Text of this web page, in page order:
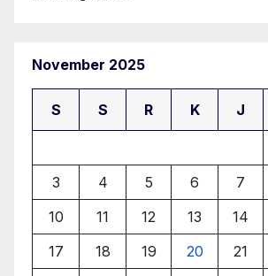
November 2025
S S R K J
3
4 5 6 7
10
11 12 13 14
17
18 19 20 21